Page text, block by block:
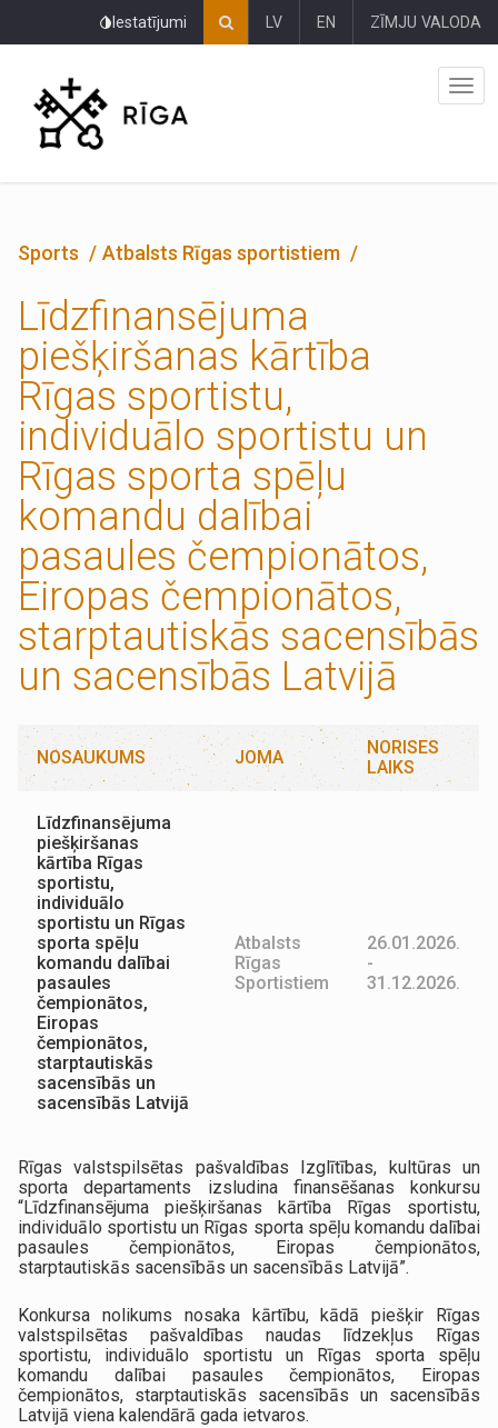
Iestatījumi LV EN ZĪMJU VALODA
Sports Atbalsts Rīgas sportistiem
Līdzfinansējuma
piešķiršanas kārtība
Rīgas sportistu,
individuālo sportistu un
Rīgas sporta spēļu
komandu dalībai
pasaules čempionātos,
Eiropas čempionātos,
starptautiskās sacensībās
un sacensībās Latvijā
NOSAUKUMS JOMA
NORISES
LAIKS
Līdzfinansējuma
piešķiršanas
kārtība Rīgas
sportistu,
individuālo
sportistu un Rīgas
sporta spēļu
komandu dalībai
pasaules
čempionātos,
Eiropas
čempionātos,
starptautiskās
sacensībās un
sacensībās Latvijā
Atbalsts
Rīgas
Sportistiem
26.01.2026.
-
31.12.2026.
Rīgas valstspilsētas pašvaldības Izglītības, kultūras un
sporta departaments izsludina finansēšanas konkursu
“Līdzfinansējuma piešķiršanas kārtība Rīgas sportistu,
individuālo sportistu un Rīgas sporta spēļu komandu dalībai
pasaules čempionātos, Eiropas čempionātos,
starptautiskās sacensībās un sacensībās Latvijā”.
Konkursa nolikums nosaka kārtību, kādā piešķir Rīgas
valstspilsētas pašvaldības naudas līdzekļus Rīgas
sportistu, individuālo sportistu un Rīgas sporta spēļu
komandu dalībai pasaules čempionātos, Eiropas
čempionātos, starptautiskās sacensībās un sacensībās
Latvijā viena kalendārā gada ietvaros.